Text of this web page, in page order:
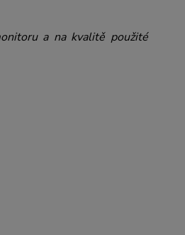
a na kvalitě použité